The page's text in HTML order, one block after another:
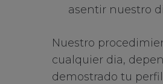
asentir nuestro
Nuestro
cualquier dia,
demostrado tu